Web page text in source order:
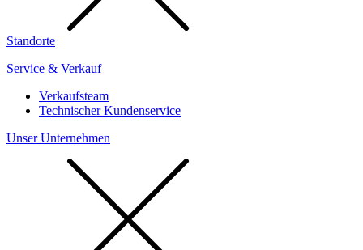
Standorte
Service & Verkauf
Verkaufsteam
Technischer Kundenservice
Unser Unternehmen